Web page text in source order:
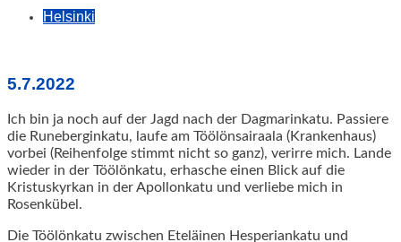
Helsinki
5.7.2022
Ich bin ja noch auf der Jagd nach der Dagmarinkatu. Passiere
die Runeberginkatu, laufe am Töölönsairaala (Krankenhaus)
vorbei (Reihenfolge stimmt nicht so ganz), verirre mich. Lande
wieder in der Töölönkatu, erhasche einen Blick auf die
Kristuskyrkan in der Apollonkatu und verliebe mich in
Rosenkübel.
Die Töölönkatu zwischen Eteläinen Hesperiankatu und